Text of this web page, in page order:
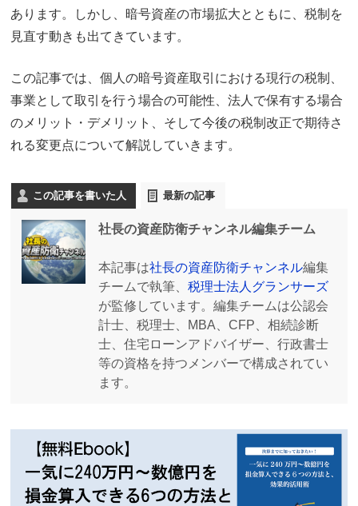
あります。しかし、暗号資産の市場拡大とともに、税制を
見直す動きも出てきています。
この記事では、個人の暗号資産取引における現行の税制、
事業として取引を行う場合の可能性、法人で保有する場合
のメリット・デメリット、そして今後の税制改正で期待さ
れる変更点について解説していきます。
この記事を書いた人 最新の記事
社長の資産防衛チャンネル編集チーム
本記事は社長の資産防衛チャンネル編集
チームで執筆、 税理士法人グランサーズ
が監修しています。編集チームは公認会
計士、税理士、MBA、CFP、相続診断
士、住宅ローンアドバイザー、行政書士
等の資格を持つメンバーで構成されてい
ます。